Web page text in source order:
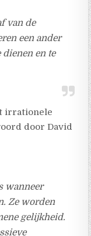
van de
een ander
dienen en te
irrationele
door David
wanneer
Ze worden
gelijkheid.